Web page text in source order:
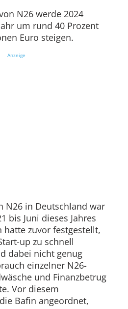
N26 werde 2024
um rund 40 Prozent
Euro steigen.
Anzeige
N26 in Deutschland war
bis Juni dieses Jahres
hatte zuvor festgestellt,
up zu schnell
dabei nicht genug
einzelner N26-
und Finanzbetrug
Vor diesem
Bafin angeordnet,